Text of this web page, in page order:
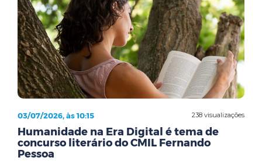
238 visualizações
03/07/2026, às 10:15
Humanidade na Era Digital é tema de
concurso literário do CMIL Fernando
Pessoa